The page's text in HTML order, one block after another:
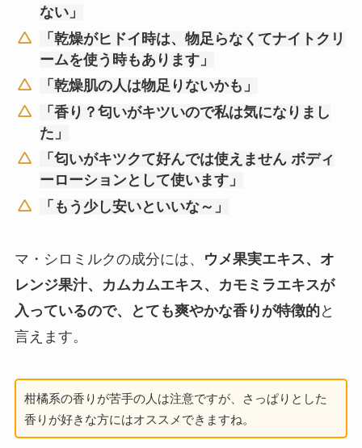
ない」
「乾燥がヒドイ時は、物足らなくてナイトクリ
ームを使う時もあります」
「乾燥肌の人は物足りないかも」
「香り？匂いがキツいので私は気になりまし
た」
「匂いがキツクて好んでは使えません ボディ
ーローションとして使います」
「もう少し安いといいな～」
マ・シロミルクの成分には、
ウメ果実エキス、オ
レンジ果汁、カムカムエキス、カモミラエキスが
入っているので、とても爽やかな香りが特徴的と
言えます。
柑橘系の香りが苦手の人は注意ですが、さっぱりとした
香りが好きな方にはオススメできますね。